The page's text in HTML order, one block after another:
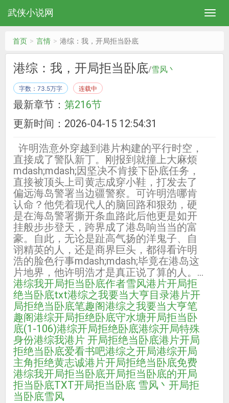
武侠小说网
首页 言情 港综：我，开局拒当卧底
港综：我，开局拒当卧底/雪风丶
字数：73.5万字 连载中
最新章节： 第216节
更新时间：2026-04-15 12:54:31
许明浩意外穿越到港片构建的平行时空，
直接成了警队新丁。刚报到就撞上大麻烦
mdash;mdash;因坚决不肯接下卧底任务，
直接被顶头上司黄志成穿小鞋，打发去了
偏远海岛警署当边疆警察。可许明浩哪肯
认命？他凭着现代人的脑回路和狠劲，硬
是在海岛警署撕开条血路此后他更是如开
挂般步步登天，跨界成了港岛响当当的富
豪。自此，无论是趾高气扬的洋鬼子、自
诩精英的人，还是商界巨头，都得看许明
浩的脸色行事mdash;mdash;毕竟在港岛这
片地界，他许明浩才是真正说了算的人。...
港综我开局拒当卧底作者雪风港片开局拒
绝当卧底txt港综之我要当大亨目录港片开
局拒绝当卧底笔趣阁港综之我要当大亨笔
趣阁港综开局拒绝卧底守水塘开局拒当卧
底(1-106)港综开局拒绝卧底港综开局特殊
身份港综我港片 开局拒绝当卧底港片开局
拒绝当卧底爱看书吧港综之开局港综开局
主角拒绝黄志诚港片开局拒绝当卧底免费
港综我开局拒当卧底开局拒当卧底的开局
拒当卧底TXT开局拒当卧底 雪风丶 开局拒
当卧底雪风